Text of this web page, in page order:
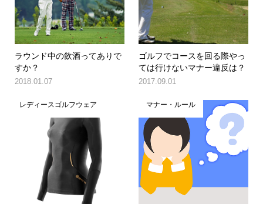
ラウンド中の飲酒ってありで
すか？
2018.01.07
ゴルフでコースを回る際やっ
ては行けないマナー違反は？
2017.09.01
レディースゴルフウェア マナー・ルール